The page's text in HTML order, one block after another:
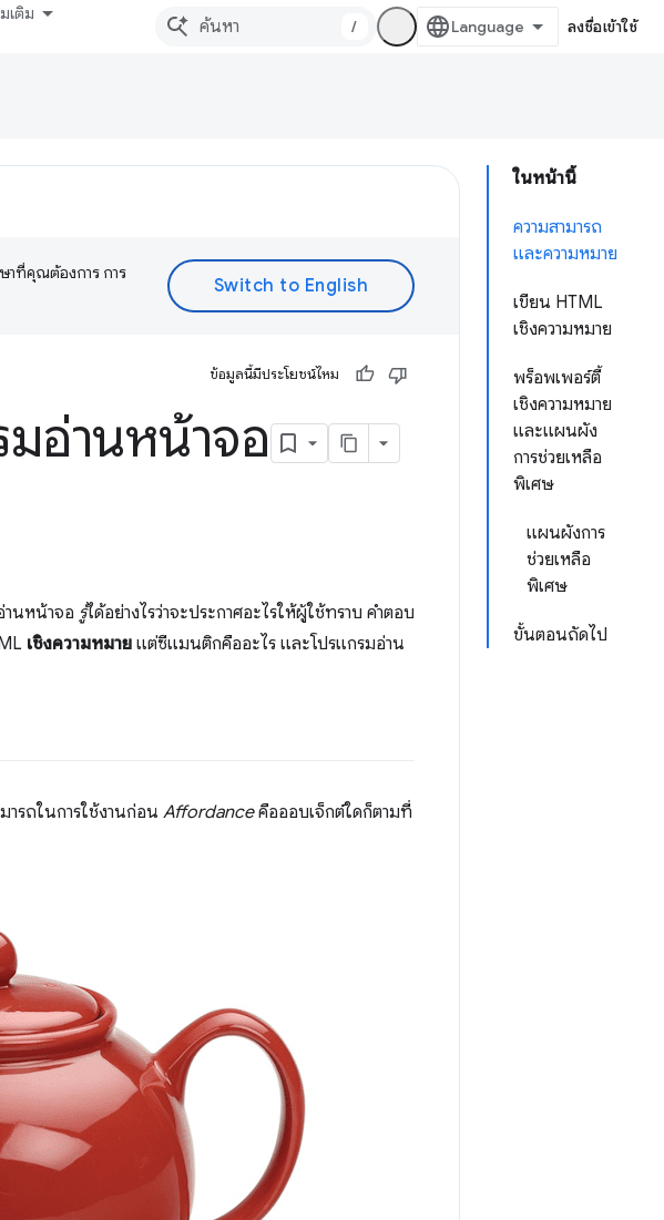
เติม
/ ลงชื่อเข้าใช้
ในหน้านี้
ความสามารถ
และความหมาย
เขียน HTML
เชิงความหมาย
พร็อพเพอร์ตี้
เชิงความหมาย
และแผนผัง
การช่วยเหลือ
พิเศษ
แผนผังการ
ช่วยเหลือ
พิเศษ
ขั้นตอนถัดไป
าที่คุณต้องการ การ
ข้อมูลนี้มีประโยชน์ไหม
อ่านหน้าจอ
านหน้าจอ รู้ได้อย่างไรว่าจะประกาศอะไรให้ผู้ใช้ทราบ คำตอบ
เชิงความหมาย แต่ซีแมนติกคืออะไร และโปรแกรมอ่าน
ารถในการใช้งานก่อน Affordanceคือออบเจ็กต์ใดก็ตามที่